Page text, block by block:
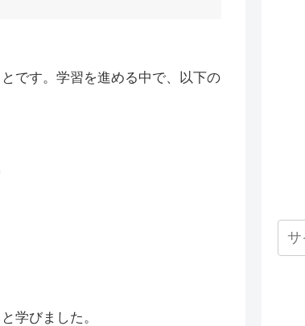
です。学習を進める中で、以下の
学びました。